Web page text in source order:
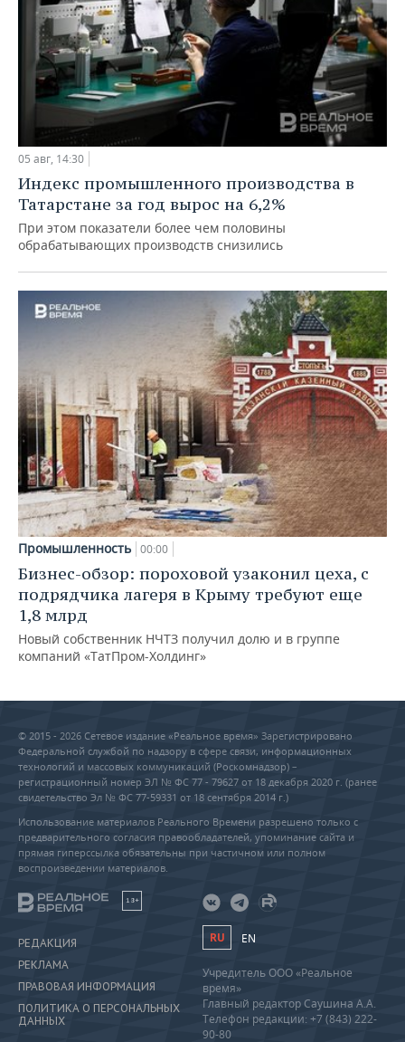
05 авг, 14:30
Индекс промышленного производства в
Татарстане за год вырос на 6,2%
При этом показатели более чем половины
обрабатывающих производств снизились
Промышленность 00:00
Бизнес-обзор: пороховой узаконил цеха, с
подрядчика лагеря в Крыму требуют еще
1,8 млрд
Новый собственник НЧТЗ получил долю и в группе
компаний «ТатПром-Холдинг»
© 2015 - 2026 Сетевое издание «Реальное время» Зарегистрировано
Федеральной службой по надзору в сфере связи, информационных
технологий и массовых коммуникаций (Роскомнадзор) –
регистрационный номер ЭЛ № ФС 77 - 79627 от 18 декабря 2020 г. (ранее
свидетельство Эл № ФС 77-59331 от 18 сентября 2014 г.)
Использование материалов Реального Времени разрешено только с
предварительного согласия правообладателей, упоминание сайта и
прямая гиперссылка обязательны при частичном или полном
воспроизведении материалов.
18+
РЕДАКЦИЯ
РЕКЛАМА
ПРАВОВАЯ ИНФОРМАЦИЯ
ПОЛИТИКА О ПЕРСОНАЛЬНЫХ
ДАННЫХ
RU EN
Учредитель ООО «Реальное
время»
Главный редактор Саушина А.А.
Телефон редакции: +7 (843) 222-
90-80